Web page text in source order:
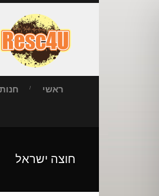
ראשי חנות
חוצה ישראל